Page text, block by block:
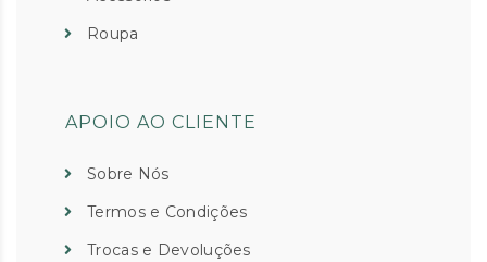
Roupa
APOIO AO CLIENTE
Sobre Nós
Termos e Condições
Trocas e Devoluções